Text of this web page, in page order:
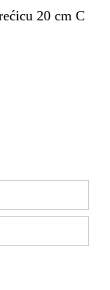
20 cm C